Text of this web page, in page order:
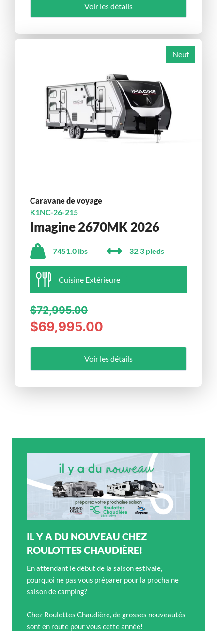
Voir les détails
Neuf
Caravane de voyage
K1NC-26-215
Imagine 2670MK 2026
7451.0 lbs 32.3 pieds
Cuisine Extérieure
$72,995.00
$69,995.00
Voir les détails
IL Y A DU NOUVEAU CHEZ
ROULOTTES CHAUDIÈRE!
En attendant le début de la saison estivale,
pourquoi ne pas vous préparer pour la prochaine
saison de camping?
Chez Roulottes Chaudière, de grosses nouveautés
sont en route pour vous cette année!